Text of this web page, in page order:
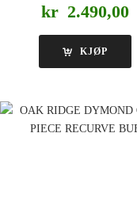
kr 2.490,00
KJØP